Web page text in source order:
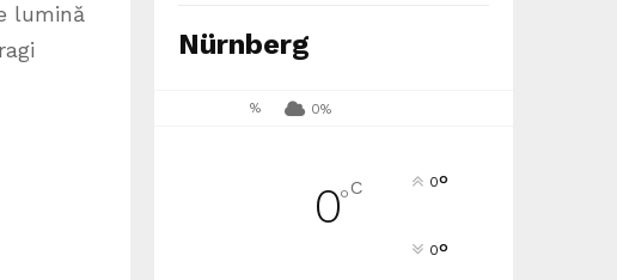
lumină
Nürnberg
% 0%
0°C 0°
0°